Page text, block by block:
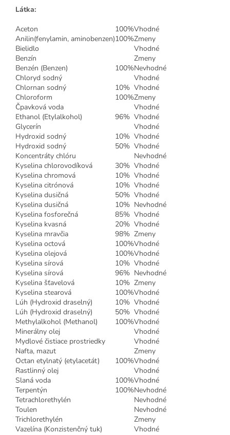
Látka:
Aceton
100%Vhodné
Anilin(fenylamin, aminobenzen)100%Zmeny
Bielidlo
Vhodné
Benzín
Zmeny
Benzén (Benzen)
100%Nevhodné
Chloryd sodný
Vhodné
Chlornan sodný
10% Vhodné
Chloroform
100%Zmeny
Čpavková voda
Vhodné
Ethanol (Etylalkohol)
96% Vhodné
Glycerín
Vhodné
Hydroxid sodný
10% Vhodné
Hydroxid sodný
50% Vhodné
Koncentráty chlóru
Nevhodné
Kyselina chlorovodíková
30% Vhodné
Kyselina chromová
10% Vhodné
Kyselina citrónová
10% Vhodné
Kyselina dusičná
50% Vhodné
Kyselina dusičná
10% Nevhodné
Kyselina fosforečná
85% Vhodné
Kyselina kvasná
20% Vhodné
Kyselina mravčia
98% Zmeny
Kyselina octová
100%Vhodné
Kyselina olejová
100%Vhodné
Kyselina sírová
10% Vhodné
Kyselina sírová
96% Nevhodné
Kyselina šťavelová
10% Zmeny
Kyselina stearová
100%Vhodné
Lúh (Hydroxid draselný)
10% Vhodné
Lúh (Hydroxid draselný)
50% Vhodné
Methylalkohol (Methanol)
100%Vhodné
Minerálny olej
Vhodné
Mydlové čistiace prostriedky
Vhodné
Nafta, mazut
Zmeny
Octan etylnatý (etylacetát)
100%Vhodné
Rastlinný olej
Vhodné
Slaná voda
100%Vhodné
Terpentýn
100%Nevhodné
Tetrachlorethylén
Nevhodné
Toulen
Nevhodné
Trichlorethylén
Zmeny
Vazelína (Konzistenčný tuk)
Vhodné